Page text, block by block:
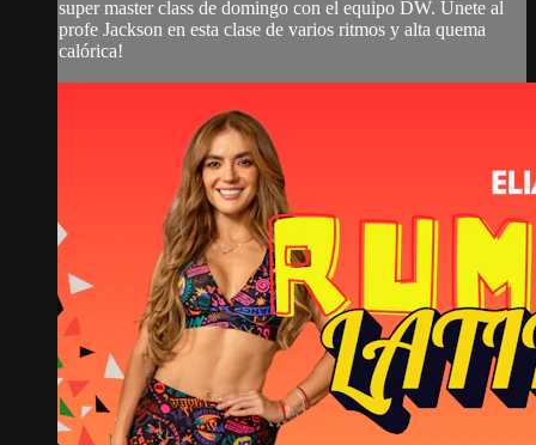
super master class de domingo con el equipo DW. Únete al
profe Jackson en esta clase de varios ritmos y alta quema
calórica!